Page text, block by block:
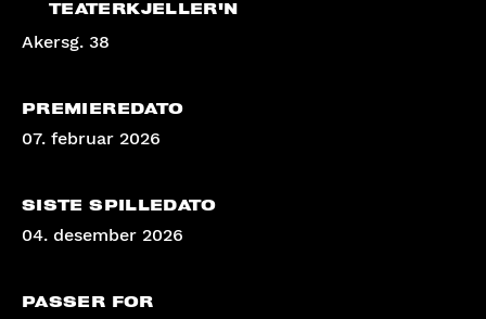
TEATERKJELLER'N
Akersg. 38
PREMIEREDATO
07. februar 2026
SISTE SPILLEDATO
04. desember 2026
PASSER FOR